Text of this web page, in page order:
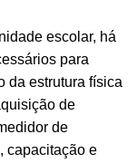
escolar, há
para
da estrutura física
de
de
capacitação e